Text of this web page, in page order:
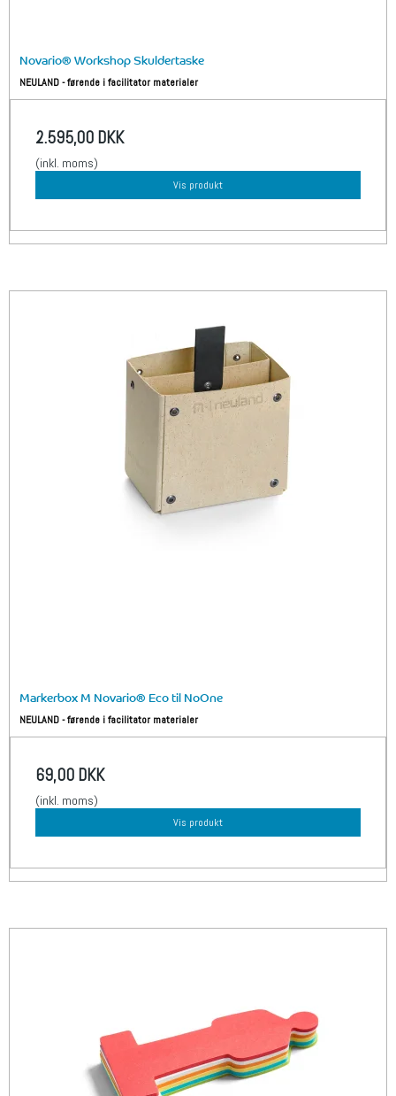
Novario® Workshop Skuldertaske
NEULAND - førende i facilitator materialer
2.595,00 DKK
(inkl. moms)
Vis produkt
Markerbox M Novario® Eco til NoOne
NEULAND - førende i facilitator materialer
69,00 DKK
(inkl. moms)
Vis produkt